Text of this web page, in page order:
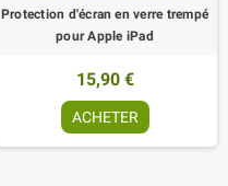
Protection d'écran en verre trempé
pour Apple iPad
15,90 €
ACHETER